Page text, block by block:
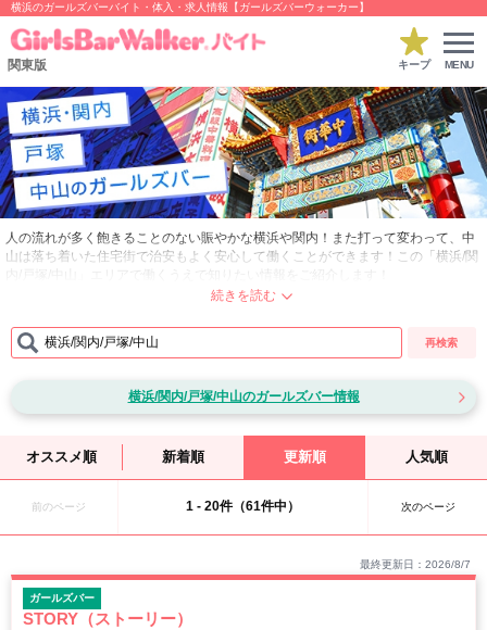
横浜のガールズバーバイト・体入・求人情報【ガールズバーウォーカー】
関東版 キープ MENU
人の流れが多く飽きることのない賑やかな横浜や関内！また打って変わって、中
山は落ち着いた住宅街で治安もよく安心して働くことができます！この「横浜/関
や店舗が数多く立ち並び、また都心へのアクセスも簡単なため、ガールズバーの
客層は横浜で働いている人だけでなく、様々なエリアからサラリーマンや大学生
くエリアでもあります！
■関内…「横浜都心」に指定されている関内は、駅の南口すぐそばに「横浜スタ
ジアム」があり、野球試合観戦の日には交通規制がかかるほど多くの人で賑わい
ます！また、横浜の中心である関内には幅広い範囲に多くのガールズバーがあり
客層は、近隣住民や働きに来ているサラリーマンの中でも比較的高めの傾向があ
のお店が多く、賑やかな歓楽街とは違い静かな雰囲気の街の落ち着いた環境で働
くことができます！
横浜/関内/戸塚/中山 再検索
横浜/関内/戸塚/中山のガールズバー情報
オススメ順 新着順 更新順 人気順
前のページ 1 - 20件（61件中） 次のページ
最終更新日：2026/8/7
ガールズバー
STORY（ストーリー）